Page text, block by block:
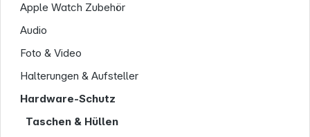
Apple Watch Zubehör
Audio
Foto & Video
Halterungen & Aufsteller
Hardware-Schutz
Taschen & Hüllen